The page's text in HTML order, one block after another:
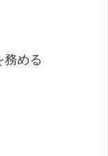
務める